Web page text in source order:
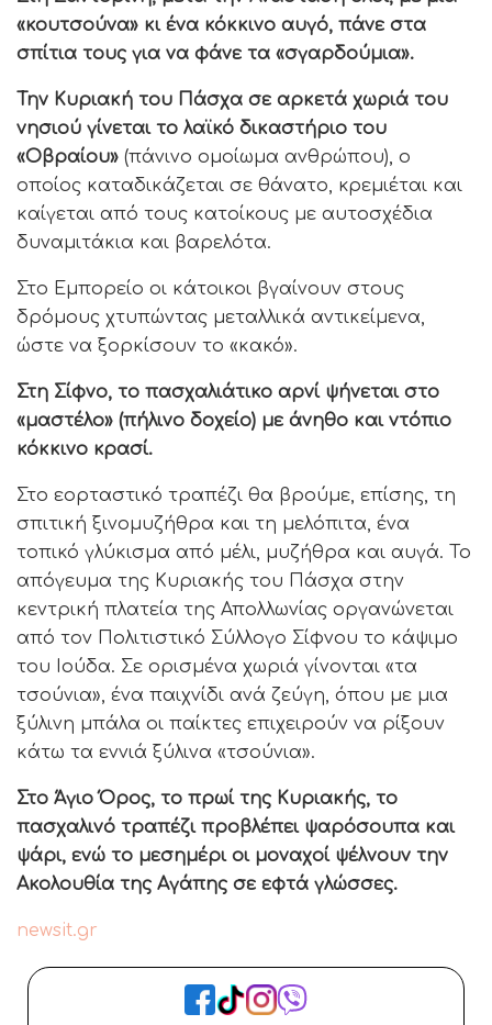
«κουτσούνα» κι ένα κόκκινο αυγό, πάνε στα
σπίτια τους για να φάνε τα «σγαρδούμια».
Την Κυριακή του Πάσχα σε αρκετά χωριά του
νησιού γίνεται το λαϊκό δικαστήριο του
«Οβραίου» (πάνινο ομοίωμα ανθρώπου), ο
οποίος καταδικάζεται σε θάνατο, κρεμιέται και
καίγεται από τους κατοίκους με αυτοσχέδια
δυναμιτάκια και βαρελότα.
Στο Εμπορείο οι κάτοικοι βγαίνουν στους
δρόμους χτυπώντας μεταλλικά αντικείμενα,
ώστε να ξορκίσουν το «κακό».
Στη Σίφνο, το πασχαλιάτικο αρνί ψήνεται στο
«μαστέλο» (πήλινο δοχείο) με άνηθο και ντόπιο
κόκκινο κρασί.
Στο εορταστικό τραπέζι θα βρούμε, επίσης, τη
σπιτική ξινομυζήθρα και τη μελόπιτα, ένα
τοπικό γλύκισμα από μέλι, μυζήθρα και αυγά. Το
απόγευμα της Κυριακής του Πάσχα στην
κεντρική πλατεία της Απολλωνίας οργανώνεται
από τον Πολιτιστικό Σύλλογο Σίφνου το κάψιμο
του Ιούδα. Σε ορισμένα χωριά γίνονται «τα
τσούνια», ένα παιχνίδι ανά ζεύγη, όπου με μια
ξύλινη μπάλα οι παίκτες επιχειρούν να ρίξουν
κάτω τα εννιά ξύλινα «τσούνια».
Στο Άγιο Όρος, το πρωί της Κυριακής, το
πασχαλινό τραπέζι προβλέπει ψαρόσουπα και
ψάρι, ενώ το μεσημέρι οι μοναχοί ψέλνουν την
Ακολουθία της Αγάπης σε εφτά γλώσσες.
newsit.gr